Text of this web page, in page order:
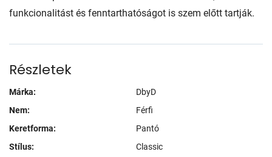
funkcionalitást és fenntarthatóságot is szem előtt tartják.
Részletek
Márka:
DbyD
Nem:
Férfi
Keretforma:
Pantó
Stílus:
Classic